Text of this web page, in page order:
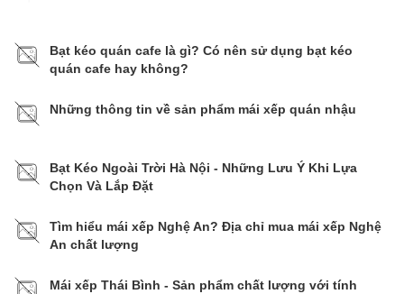
Bạt kéo quán cafe là gì? Có nên sử dụng bạt kéo
quán cafe hay không?
Những thông tin về sản phẩm mái xếp quán nhậu
Bạt Kéo Ngoài Trời Hà Nội - Những Lưu Ý Khi Lựa
Chọn Và Lắp Đặt
Tìm hiểu mái xếp Nghệ An? Địa chỉ mua mái xếp Nghệ
An chất lượng
Mái xếp Thái Bình - Sản phẩm chất lượng với tính